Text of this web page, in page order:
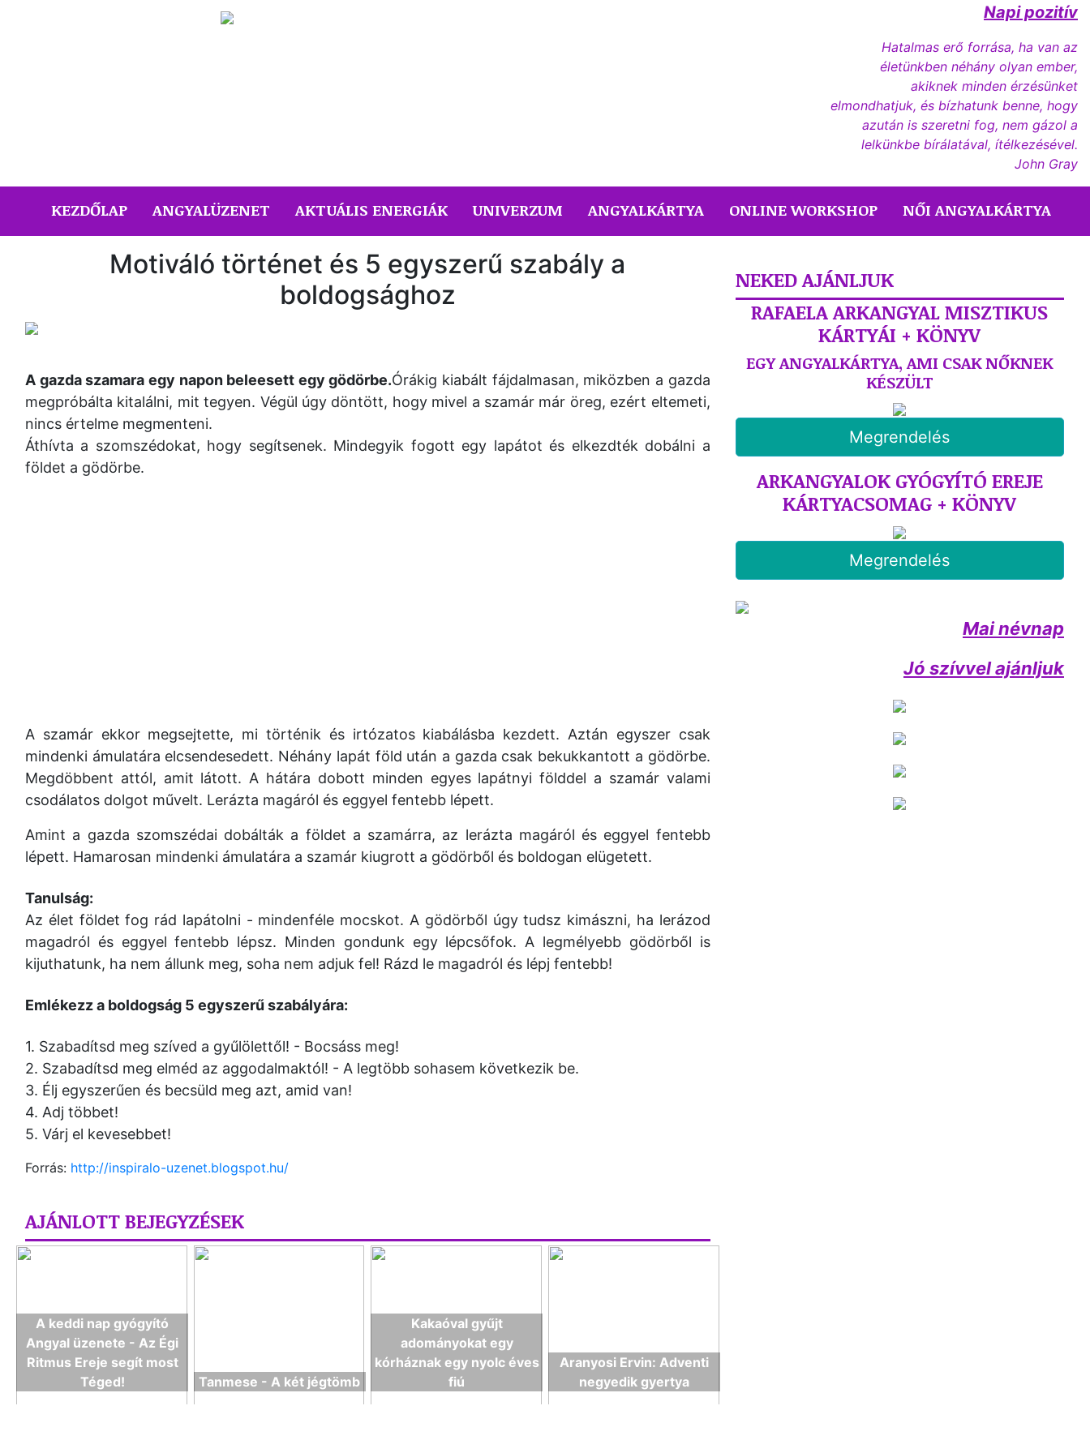
Napi pozitív
Hatalmas erő forrása, ha van az
életünkben néhány olyan ember,
akiknek minden érzésünket
elmondhatjuk, és bízhatunk benne, hogy
azután is szeretni fog, nem gázol a
lelkünkbe bírálatával, ítélkezésével.
John Gray
KEZDŐLAP(CURRENT)
ANGYALÜZENET AKTUÁLIS ENERGIÁK UNIVERZUM ANGYALKÁRTYA ONLINE WORKSHOP NŐI ANGYALKÁRTYA
Motiváló történet és 5 egyszerű szabály a
boldogsághoz
A gazda szamara egy napon beleesett egy gödörbe.Órákig kiabált fájdalmasan, miközben a gazda
megpróbálta kitalálni, mit tegyen. Végül úgy döntött, hogy mivel a szamár már öreg, ezért eltemeti,
nincs értelme megmenteni.
Áthívta a szomszédokat, hogy segítsenek. Mindegyik fogott egy lapátot és elkezdték dobálni a
földet a gödörbe.
A szamár ekkor megsejtette, mi történik és irtózatos kiabálásba kezdett. Aztán egyszer csak
mindenki ámulatára elcsendesedett. Néhány lapát föld után a gazda csak bekukkantott a gödörbe.
Megdöbbent attól, amit látott. A hátára dobott minden egyes lapátnyi földdel a szamár valami
csodálatos dolgot művelt. Lerázta magáról és eggyel fentebb lépett.
Amint a gazda szomszédai dobálták a földet a szamárra, az lerázta magáról és eggyel fentebb
lépett. Hamarosan mindenki ámulatára a szamár kiugrott a gödörből és boldogan elügetett.
Tanulság:
Az élet földet fog rád lapátolni - mindenféle mocskot. A gödörből úgy tudsz kimászni, ha lerázod
magadról és eggyel fentebb lépsz. Minden gondunk egy lépcsőfok. A legmélyebb gödörből is
kijuthatunk, ha nem állunk meg, soha nem adjuk fel! Rázd le magadról és lépj fentebb!
Emlékezz a boldogság 5 egyszerű szabályára:
1. Szabadítsd meg szíved a gyűlölettől! - Bocsáss meg!
2. Szabadítsd meg elméd az aggodalmaktól! - A legtöbb sohasem következik be.
3. Élj egyszerűen és becsüld meg azt, amid van!
4. Adj többet!
5. Várj el kevesebbet!
Forrás: http://inspiralo-uzenet.blogspot.hu/
AJÁNLOTT BEJEGYZÉSEK
A keddi nap gyógyító
Angyal üzenete - Az Égi
Ritmus Ereje segít most
Téged!
Tanmese - A két jégtömb
Kakaóval gyűjt
adományokat egy
kórháznak egy nyolc éves
fiú
Aranyosi Ervin: Adventi
negyedik gyertya
NEKED AJÁNLJUK
RAFAELA ARKANGYAL MISZTIKUS
KÁRTYÁI + KÖNYV
EGY ANGYALKÁRTYA, AMI CSAK NŐKNEK
KÉSZÜLT
Megrendelés
ARKANGYALOK GYÓGYÍTÓ EREJE
KÁRTYACSOMAG + KÖNYV
Megrendelés
Mai névnap
Jó szívvel ajánljuk